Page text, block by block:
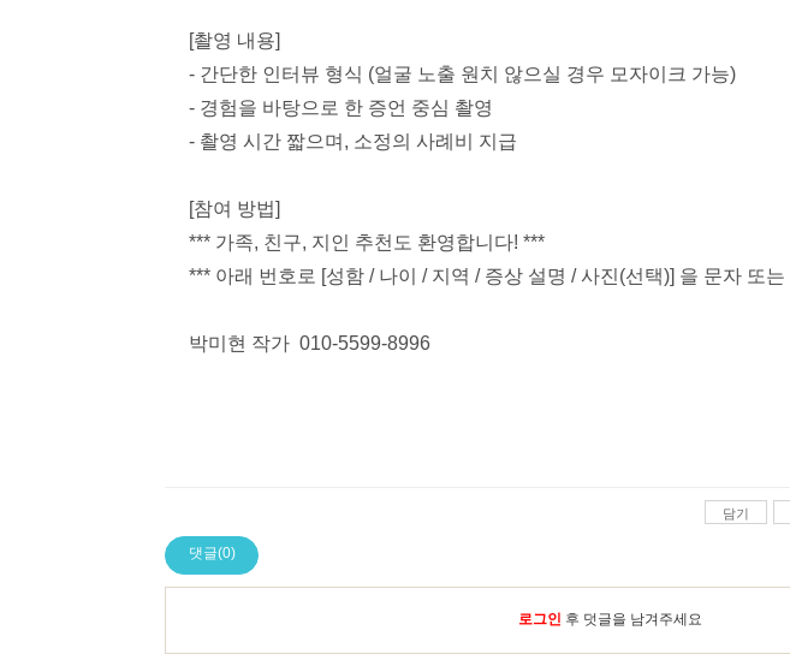
[촬영 내용]
- 간단한 인터뷰 형식 (얼굴 노출 원치 않으실 경우 모자이크 가능)
- 경험을 바탕으로 한 증언 중심 촬영
- 촬영 시간 짧으며, 소정의 사례비 지급
[참여 방법]
*** 가족, 친구, 지인 추천도 환영합니다! ***
*** 아래 번호로 [성함 / 나이 / 지역 / 증상 설명 / 사진(선택)] 을 문자 또
박미현 작가 010-5599-8996
담기
댓글(0)
로그인 후 덧글을 남겨주세요